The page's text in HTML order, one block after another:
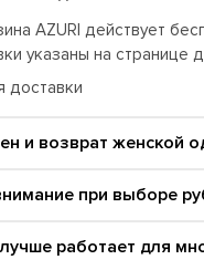
AZURI действует
указаны на
доставки
и возврат женской
при выборе
работает для